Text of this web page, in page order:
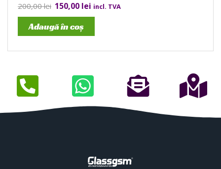
200,00lei 150,00 lei incl. TVA
Adaugă în coș